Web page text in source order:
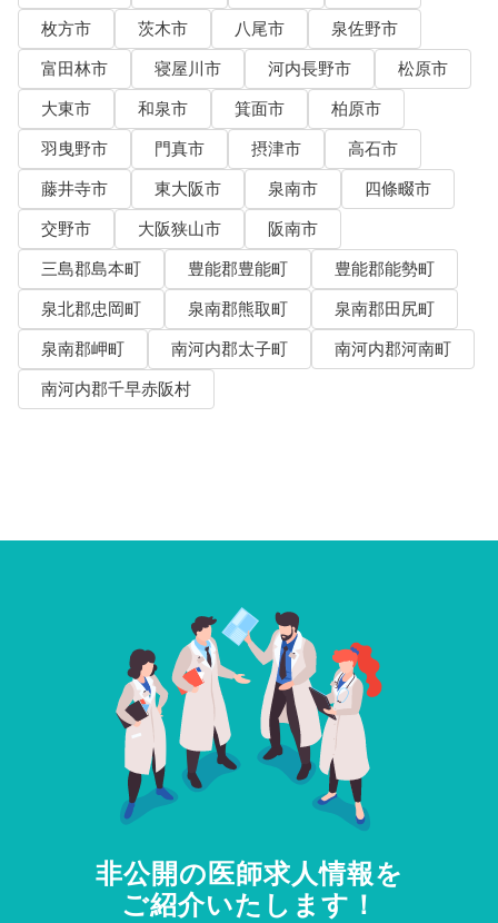
枚方市
茨木市 八尾市
泉佐野市
富田林市
寝屋川市 河内長野市
松原市
大東市
和泉市 箕面市
柏原市
羽曳野市
門真市 摂津市
高石市
藤井寺市
東大阪市 泉南市
四條畷市
交野市
大阪狭山市
阪南市
三島郡島本町
豊能郡豊能町
豊能郡能勢町
泉北郡忠岡町
泉南郡熊取町
泉南郡田尻町
泉南郡岬町
南河内郡太子町
南河内郡河南町
南河内郡千早赤阪村
非公開の医師求人情報を
ご紹介いたします！